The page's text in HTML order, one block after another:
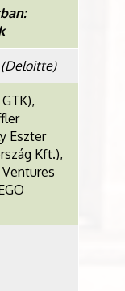
(Deloitte)
Eszter
Kft.),